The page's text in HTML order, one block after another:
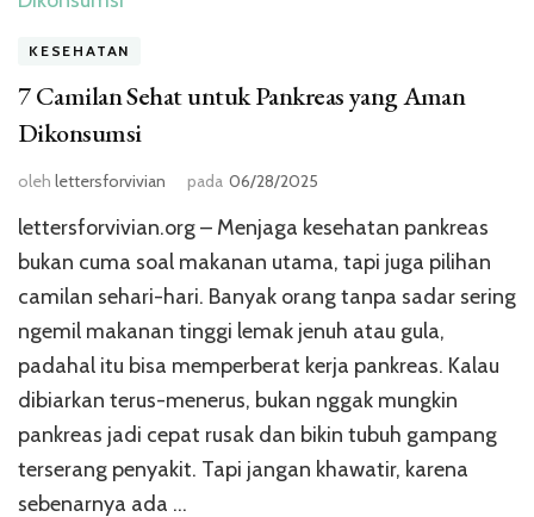
KESEHATAN
7 Camilan Sehat untuk Pankreas yang Aman
Dikonsumsi
oleh lettersforvivian pada 06/28/2025
lettersforvivian.org – Menjaga kesehatan pankreas
bukan cuma soal makanan utama, tapi juga pilihan
camilan sehari-hari. Banyak orang tanpa sadar sering
ngemil makanan tinggi lemak jenuh atau gula,
padahal itu bisa memperberat kerja pankreas. Kalau
dibiarkan terus-menerus, bukan nggak mungkin
pankreas jadi cepat rusak dan bikin tubuh gampang
terserang penyakit. Tapi jangan khawatir, karena
sebenarnya ada …